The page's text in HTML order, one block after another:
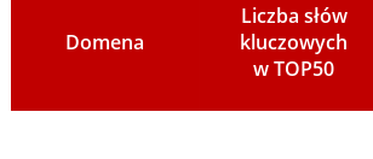
Domena
Liczba słów
kluczowych
w TOP50